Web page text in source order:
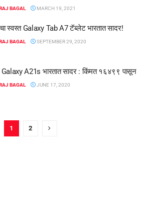
BAGAL MARCH 19, 2021
स्वस्त Galaxy Tab A7 टॅब्लेट भारतात सादर!
BAGAL SEPTEMBER 29, 2020
A21s भारतात सादर : किंमत १६४९९ पासून
BAGAL JUNE 17, 2020
1 2